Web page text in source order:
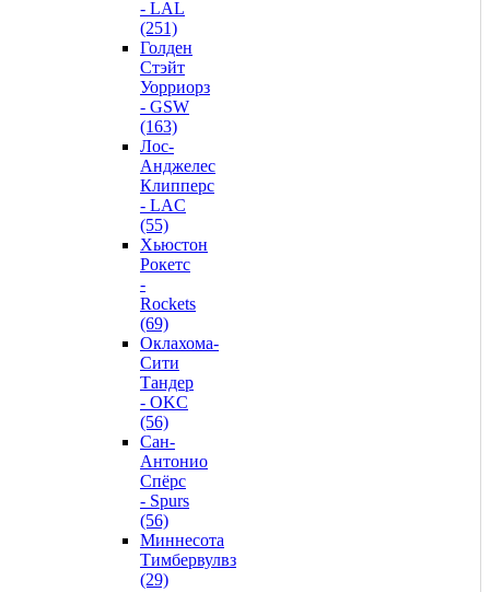
- LAL
(251)
Голден
Стэйт
Уорриорз
- GSW
(163)
Лос-
Анджелес
Клипперс
- LAC
(55)
Хьюстон
Рокетс
-
Rockets
(69)
Оклахома-
Сити
Тандер
- OKC
(56)
Сан-
Антонио
Спёрс
- Spurs
(56)
Миннесота
Тимбервулвз
(29)